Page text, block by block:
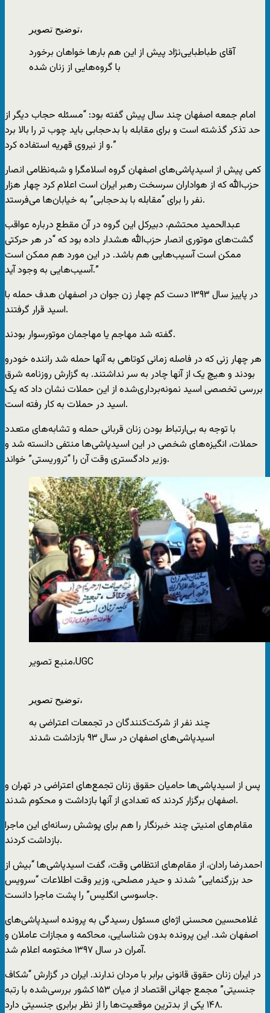
توضیح تصویر،
آقای طباطبایی‌نژاد پیش از این هم بارها خواهان برخورد
با گروه‌هایی از زنان شده
امام جمعه اصفهان چند سال پیش گفته بود: “مسئله حجاب دیگر از
حد تذکر گذشته است و برای مقابله با بدحجابی باید چوب ‌تر را بالا برد
و از نیروی قهریه استفاده کرد.”
کمی پیش از اسیدپاشی‌های اصفهان گروه اسلامگرا و شبه‌نظامی انصار
حزب‌الله که از هواداران سرسخت رهبر ایران است اعلام کرد چهار هزار
نفر را برای “مقابله با بدحجابی” به خیابان‌ها می‌فرستد.
عبدالحمید محتشم، دبیرکل این گروه در آن مقطع درباره عواقب
گشت‌های موتوری انصار حزب‌الله هشدار داده بود که “در هر حرکتی
ممکن است آسیب‌هایی هم باشد. در این مورد هم ممکن است
آسیب‌هایی به وجود آید.”
در پاییز سال ۱۳۹۳ دست کم چهار زن جوان در اصفهان هدف حمله با
اسید قرار گرفتند.
گفته شد مهاجم یا مهاجمان موتورسوار بودند.
هر چهار زنی که در فاصله زمانی کوتاهی به آنها حمله شد راننده خودرو
بودند و هیچ یک از آنها چادر به سر نداشتند. به گزارش روزنامه شرق
بررسی تخصصی اسید نمونه‌برداری‌شده از این حملات نشان داد که یک
اسید در حملات به کار رفته است.
با توجه به بی‌ارتباط بودن زنان قربانی حمله و تشابه‌های متعدد
حملات، انگیزه‌های شخصی در این اسیدپاشی‌ها منتفی دانسته شد و
وزیر دادگستری وقت آن را “تروریستی” خواند.
منبع تصویر،UGC
توضیح تصویر،
چند نفر از شرکت‌کنندگان در تجمعات اعتراضی به
اسیدپاشی‌های اصفهان در سال ۹۳ بازداشت شدند
پس از اسیدپاشی‌ها حامیان حقوق زنان تجمع‌های اعتراضی در تهران و
اصفهان برگزار کردند که تعدادی از آنها بازداشت و محکوم شدند.
مقام‌های امنیتی چند خبرنگار را هم برای پوشش رسانه‌ای این ماجرا
بازداشت کردند.
احمدرضا رادان، از مقام‌های انتظامی وقت، گفت اسیدپاشی‌ها “بیش از
حد بزرگنمایی” شدند و حیدر مصلحی، وزیر وقت اطلاعات “سرویس
جاسوسی انگلیس” را پشت ماجرا دانست.
غلامحسین محسنی‌ اژه‌ای مسئول رسیدگی به پرونده اسیدپاشی‌های
اصفهان شد. این پرونده بدون شناسایی، محاکمه و مجازات عاملان و
آمران در سال ۱۳۹۷ مختومه اعلام شد.
در ایران زنان حقوق قانونی برابر با مردان ندارند. ایران در گزارش “شکاف
جنسیتی” مجمع جهانی اقتصاد از میان ۱۵۳ کشور بررسی‌شده با رتبه
۱۴۸ یکی از بدترین موقعیت‌ها را از نظر برابری جنسیتی دارد.